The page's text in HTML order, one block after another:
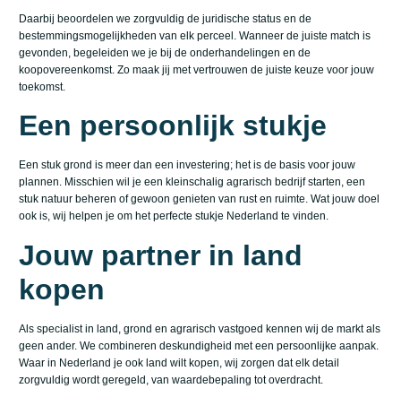
Daarbij beoordelen we zorgvuldig de juridische status en de
bestemmingsmogelijkheden van elk perceel. Wanneer de juiste match is
gevonden, begeleiden we je bij de onderhandelingen en de
koopovereenkomst. Zo maak jij met vertrouwen de juiste keuze voor jouw
toekomst.
Een persoonlijk stukje
Een stuk grond is meer dan een investering; het is de basis voor jouw
plannen. Misschien wil je een kleinschalig agrarisch bedrijf starten, een
stuk natuur beheren of gewoon genieten van rust en ruimte. Wat jouw doel
ook is, wij helpen je om het perfecte stukje Nederland te vinden.
Jouw partner in land
kopen
Als specialist in land, grond en agrarisch vastgoed kennen wij de markt als
geen ander. We combineren deskundigheid met een persoonlijke aanpak.
Waar in Nederland je ook land wilt kopen, wij zorgen dat elk detail
zorgvuldig wordt geregeld, van waardebepaling tot overdracht.